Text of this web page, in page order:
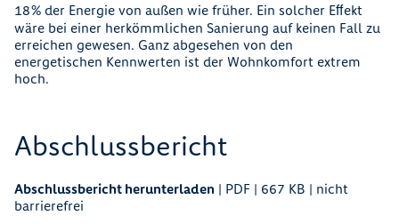
18 % der Energie von außen wie früher. Ein solcher Eﬀekt
wäre bei einer herkömmlichen Sanierung auf keinen Fall zu
erreichen gewesen. Ganz abgesehen von den
energetischen Kennwerten ist der Wohnkomfort extrem
hoch.
Abschlussbericht
Abschlussbericht herunterladen | PDF | 667 KB | nicht
barrierefrei